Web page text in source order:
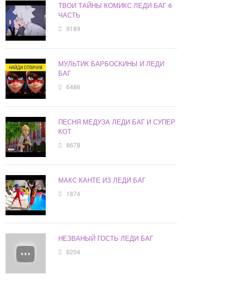
ТВОИ ТАЙНЫ КОМИКС ЛЕДИ БАГ 6
ЧАСТЬ
9189
МУЛЬТИК БАРБОСКИНЫ И ЛЕДИ
БАГ
6486
ПЕСНЯ МЕДУЗА ЛЕДИ БАГ И СУПЕР
КОТ
8678
МАКС КАНТЕ ИЗ ЛЕДИ БАГ
1874
НЕЗВАНЫЙ ГОСТЬ ЛЕДИ БАГ
6204